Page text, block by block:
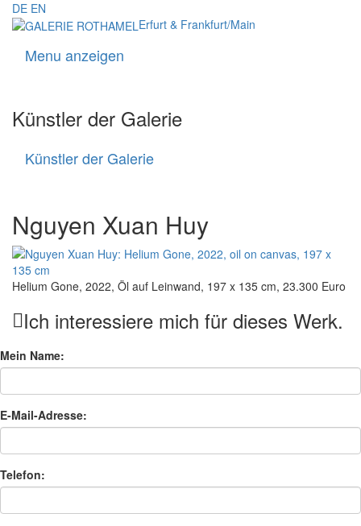
DE EN
Erfurt & Frankfurt/Main
Menu anzeigen
Künstler der Galerie
Künstler der Galerie
Nguyen Xuan Huy
Helium Gone, 2022, Öl auf Leinwand, 197 x 135 cm, 23.300 Euro
Ich interessiere mich für dieses Werk.
Mein Name:
E-Mail-Adresse:
Telefon: